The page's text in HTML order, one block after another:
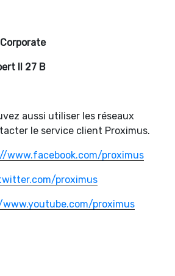
II 27 B
aussi utiliser les réseaux
le service client Proximus.
www.facebook.com/proximus
proximus
proximus